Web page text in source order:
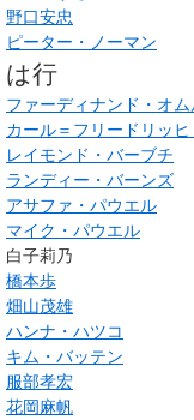
野口安忠
ピーター・ノーマン
は行
ファーディナンド・オム
カール＝フリードリッヒ
レイモンド・バーブチ
ランディー・バーンズ
アサファ・パウエル
マイク・パウエル
白子莉乃
橋本歩
畑山茂雄
ハンナ・ハツコ
キム・バッテン
服部孝宏
花岡麻帆